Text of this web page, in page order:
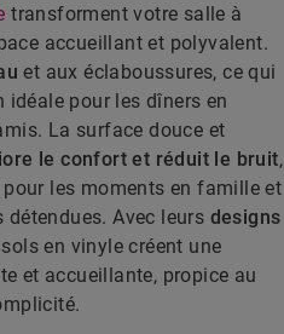
transforment votre salle à
accueillant et polyvalent.
et aux éclaboussures, ce qui
pour les dîners en
La surface douce et
le confort et réduit le bruit,
les moments en famille et
détendues. Avec leurs designs
en vinyle créent une
et accueillante, propice au